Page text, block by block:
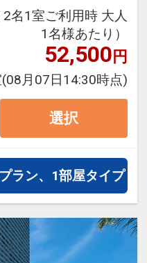
けの宿泊や延
自由自在です。
のJAL（または
！フライトマイ
。
カーや現地交
の追加（同時予
もございます。
ら海の幸を楽し
れた新鮮な海の幸
洋風までバラエ
2名1室ご利用時 大人
1名様あたり）
52,500円
(08月07日14:30時点)
選択
ラン、1部屋タイプ